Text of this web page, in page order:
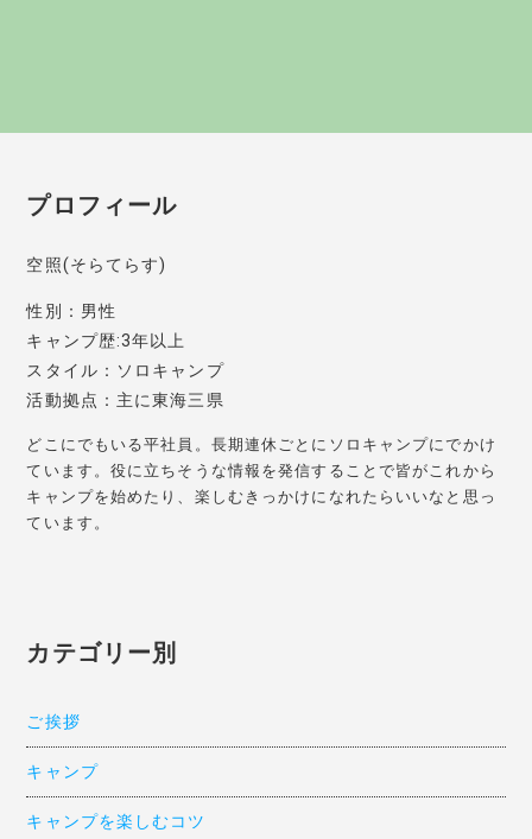
プロフィール
空照(そらてらす)
性別：男性
キャンプ歴:3年以上
スタイル：ソロキャンプ
活動拠点：主に東海三県
どこにでもいる平社員。長期連休ごとにソロキャンプにでかけ
ています。役に立ちそうな情報を発信することで皆がこれから
キャンプを始めたり、楽しむきっかけになれたらいいなと思っ
ています。
カテゴリー別
ご挨拶
キャンプ
キャンプを楽しむコツ